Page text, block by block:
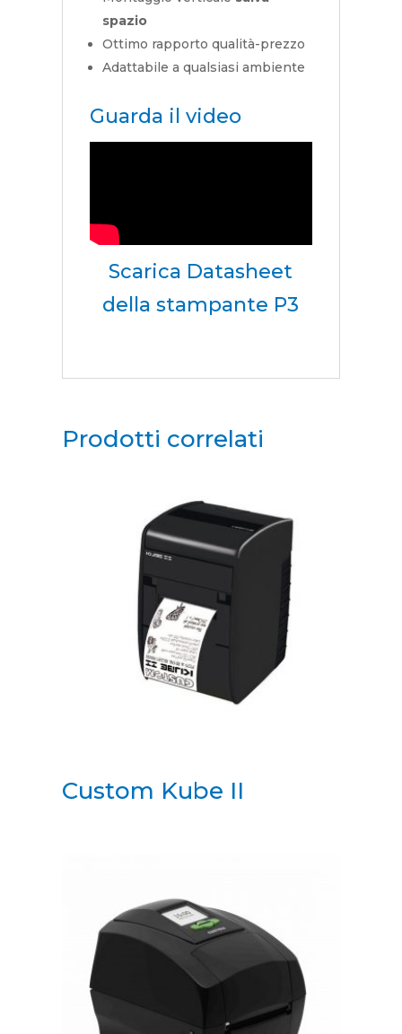
spazio
Ottimo rapporto qualità-prezzo
Adattabile a qualsiasi ambiente
Guarda il video
Scarica Datasheet
della stampante P3
Prodotti correlati
Custom Kube II